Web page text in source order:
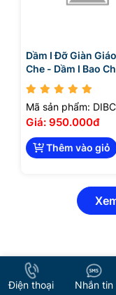
Dầm I Đỡ Giàn
Che - Dầm I Bao
Mã sản phẩm: DIBC
Giá: 950.000đ
Thêm vào giỏ
Điện thoại Nhắn tin